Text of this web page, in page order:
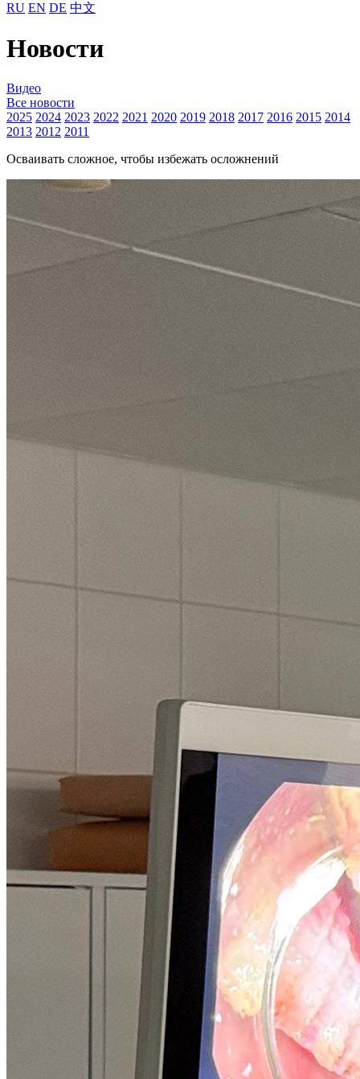
RU EN DE 中文
Новости
Видео
Все новости
2025 2024 2023 2022 2021 2020 2019 2018 2017 2016 2015 2014
2013 2012 2011
Осваивать сложное, чтобы избежать осложнений